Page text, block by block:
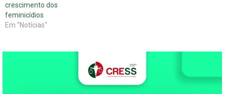
crescimento dos
feminicídios
Em "Notícias"